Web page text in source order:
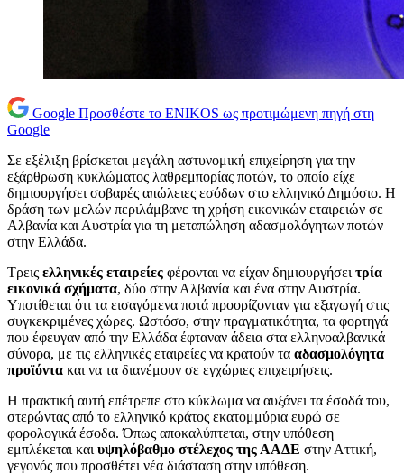
Google Προσθέστε το ENIKOS ως προτιμώμενη πηγή στη
Google
Σε εξέλιξη βρίσκεται μεγάλη αστυνομική επιχείρηση για την
εξάρθρωση κυκλώματος λαθρεμπορίας ποτών, το οποίο είχε
δημιουργήσει σοβαρές απώλειες εσόδων στο ελληνικό Δημόσιο. Η
δράση των μελών περιλάμβανε τη χρήση εικονικών εταιρειών σε
Αλβανία και Αυστρία για τη μεταπώληση αδασμολόγητων ποτών
στην Ελλάδα.
Τρεις ελληνικές εταιρείες φέρονται να είχαν δημιουργήσει τρία
εικονικά σχήματα, δύο στην Αλβανία και ένα στην Αυστρία.
Υποτίθεται ότι τα εισαγόμενα ποτά προορίζονταν για εξαγωγή στις
συγκεκριμένες χώρες. Ωστόσο, στην πραγματικότητα, τα φορτηγά
που έφευγαν από την Ελλάδα έφταναν άδεια στα ελληνοαλβανικά
σύνορα, με τις ελληνικές εταιρείες να κρατούν τα αδασμολόγητα
προϊόντα και να τα διανέμουν σε εγχώριες επιχειρήσεις.
Η πρακτική αυτή επέτρεπε στο κύκλωμα να αυξάνει τα έσοδά του,
στερώντας από το ελληνικό κράτος εκατομμύρια ευρώ σε
φορολογικά έσοδα. Όπως αποκαλύπτεται, στην υπόθεση
εμπλέκεται και υψηλόβαθμο στέλεχος της ΑΑΔΕ στην Αττική,
γεγονός που προσθέτει νέα διάσταση στην υπόθεση.